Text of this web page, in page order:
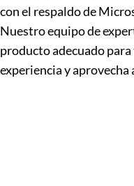
con el respaldo de
Nuestro equipo de
producto adecuado
experiencia y